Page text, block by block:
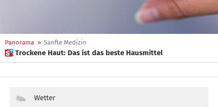
Panorama » Sanfte Medizin
 Trockene Haut: Das ist das beste Hausmittel
Wetter